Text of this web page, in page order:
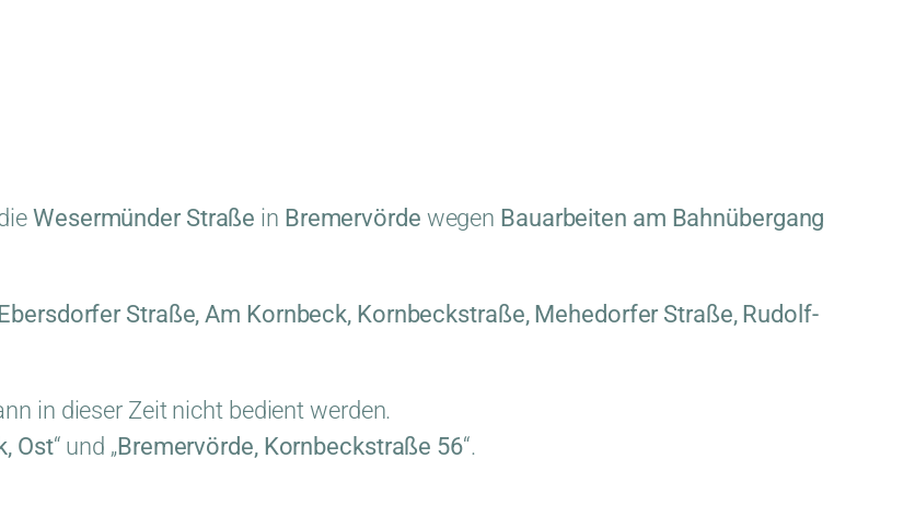
Wesermünder Straße in Bremervörde wegen Bauarbeiten am Bahnübergang
Ebersdorfer Straße, Am Kornbeck, Kornbeckstraße, Mehedorfer Straße, Rudolf-
in dieser Zeit nicht bedient werden.
Ost“ und „Bremervörde, Kornbeckstraße 56“.